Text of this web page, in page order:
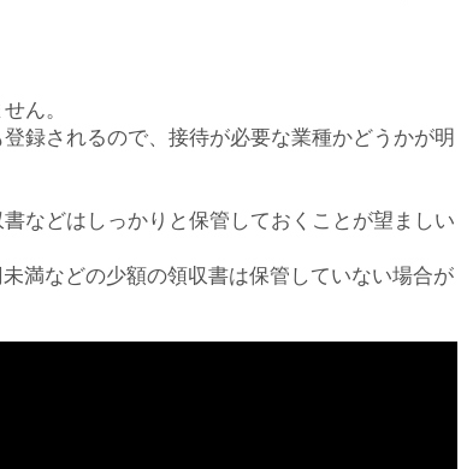
ん。
録されるので、接待が必要な業種かどうかが明
などはしっかりと保管しておくことが望ましい
満などの少額の領収書は保管していない場合が